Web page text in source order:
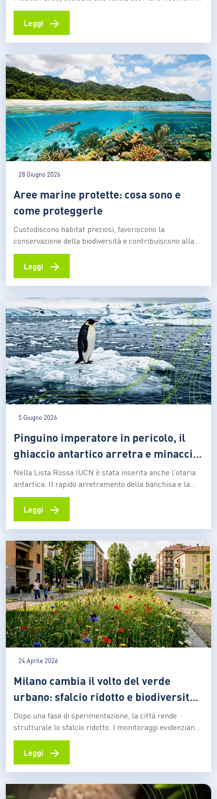
dei suoi ecosistemi. Tra questi c’è la Posidonia
oceanica, una pianta marina che contribuisce alla
aiuta ad assorbire CO₂ Ogni estate milioni di persone
scelgono…
Leggi →
28 Giugno 2026
Aree marine protette: cosa sono e
come proteggerle
Custodiscono habitat preziosi, favoriscono la
conservazione della biodiversità e contribuiscono alla
resilienza degli ecosistemi costieri. Scopri come
funzionano, quali benefici offrono e quali
ricchi di vita, praterie di posidonia, barriere naturali che
proteggono le coste e aree di riproduzione per
numerose specie marine.…
Leggi →
5 Giugno 2026
Pinguino imperatore in pericolo, il
ghiaccio antartico arretra e minaccia
la specie
Nella Lista Rossa IUCN è stata inserita anche l’otaria
antartica. Il rapido arretramento della banchisa e la
diminuzione del krill, il piccolo crostaceo alla base della
catena alimentare polare, mettono sotto pressione gli
e l’otaria antartica sono stati riclassificati come specie
in pericolo…
Leggi →
24 Aprile 2026
Milano cambia il volto del verde
urbano: sfalcio ridotto e biodiversità
in crescita
Dopo una fase di sperimentazione, la città rende
strutturale lo sfalcio ridotto. I monitoraggi evidenziano
la comparsa di nuove specie vegetali e un aumento
significativo della presenza di insetti, segnale di un
chiude la fase sperimentale e rende stabile una nuova
modalità di gestione…
Leggi →